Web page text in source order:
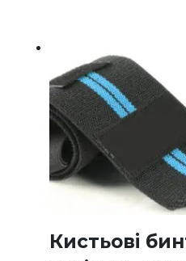
Кистьові